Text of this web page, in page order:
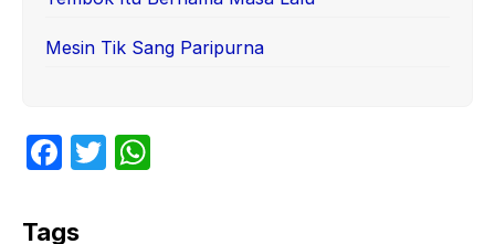
Mesin Tik Sang Paripurna
F
c
T
Tags